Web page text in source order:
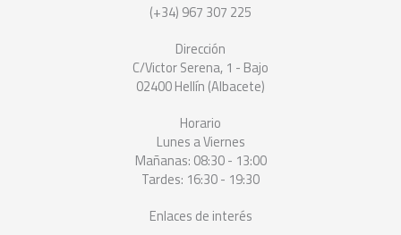
(+34) 967 307 225
Dirección
C/Victor Serena, 1 - Bajo
02400 Hellín (Albacete)
Horario
Lunes a Viernes
Mañanas: 08:30 - 13:00
Tardes: 16:30 - 19:30
Enlaces de interés